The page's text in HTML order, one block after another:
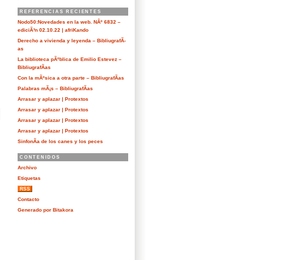
REFERENCIAS RECIENTES
Nodo50:Novedades en la web. NÂº 6832 –
ediciÃ³n 02.10.22 | afriKando
Derecho a vivienda y leyenda – BibliugrafÃ­
as
La biblioteca pÃºblica de Emilio Estevez –
BibliugrafÃ­as
Con la mÃºsica a otra parte – BibliugrafÃ­as
Palabras mÃ¡s – BibliugrafÃ­as
Arrasar y aplazar | Protextos
Arrasar y aplazar | Protextos
Arrasar y aplazar | Protextos
Arrasar y aplazar | Protextos
SinfonÃ­a de los canes y los peces
CONTENIDOS
Archivo
Etiquetas
RSS
Contacto
Generado por Bitakora